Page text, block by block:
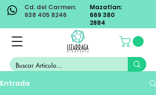
Cd. del Carmen:
938 405 8246
Mazatlan:
669 380
2884
Entrada